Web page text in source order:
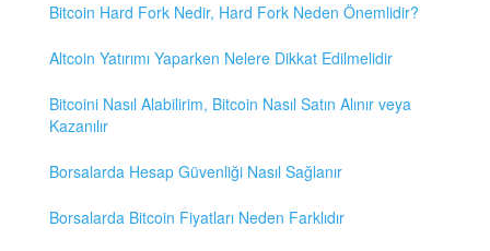
Bitcoin Hard Fork Nedir, Hard Fork Neden Önemlidir?
Altcoin Yatırımı Yaparken Nelere Dikkat Edilmelidir
Bitcoini Nasıl Alabilirim, Bitcoin Nasıl Satın Alınır veya
Kazanılır
Borsalarda Hesap Güvenliği Nasıl Sağlanır
Borsalarda Bitcoin Fiyatları Neden Farklıdır